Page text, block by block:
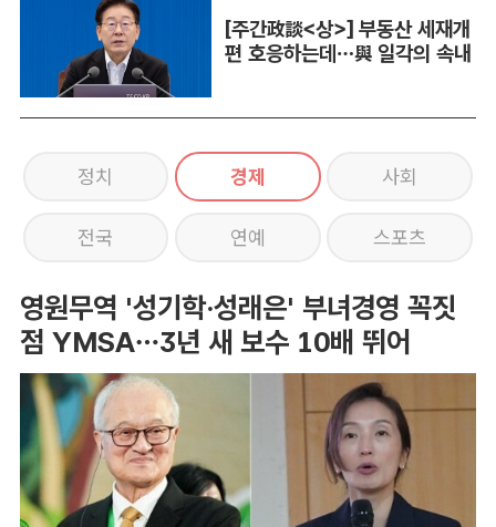
[주간政談<상>] 부동산 세재개
편 호응하는데…與 일각의 속내
정치 경제 사회
전국 연예 스포츠
영원무역 '성기학·성래은' 부녀경영 꼭짓
점 YMSA…3년 새 보수 10배 뛰어